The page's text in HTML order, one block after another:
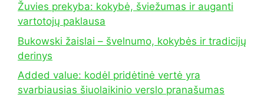
Žuvies prekyba: kokybė, šviežumas ir auganti
vartotojų paklausa
Bukowski žaislai – švelnumo, kokybės ir tradicijų
derinys
Added value: kodėl pridėtinė vertė yra
svarbiausias šiuolaikinio verslo pranašumas